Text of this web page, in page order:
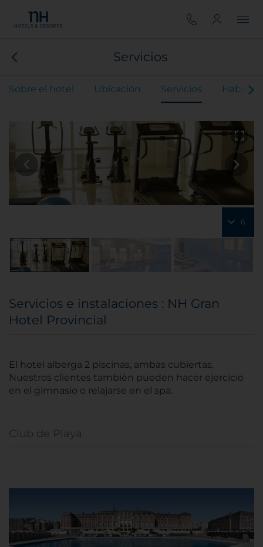
Servicios
Sobre el hotel Ubicación Servicios
6
Servicios e instalaciones : NH Gran
Hotel Provincial
El hotel alberga 2 piscinas, ambas cubiertas.
Nuestros clientes también pueden hacer ejercicio
en el gimnasio o relajarse en el spa.
Club de Playa